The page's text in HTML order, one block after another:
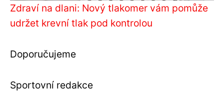
Zdraví na dlani: Nový tlakomer vám pomůže
udržet krevní tlak pod kontrolou
Doporučujeme
Sportovní redakce